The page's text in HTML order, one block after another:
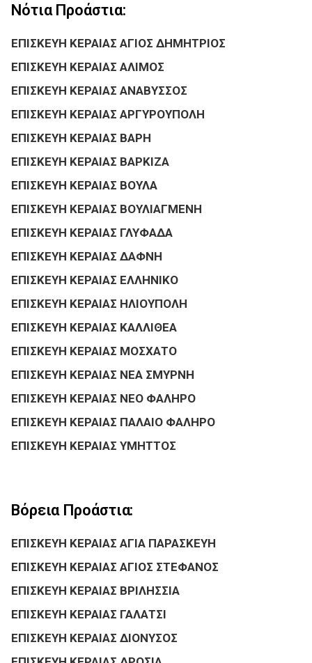
Νότια Προάστια:
ΕΠΙΣΚΕΥΗ ΚΕΡΑΙΑΣ ΑΓΙΟΣ ΔΗΜΗΤΡΙΟΣ
ΕΠΙΣΚΕΥΗ ΚΕΡΑΙΑΣ ΑΛΙΜΟΣ
ΕΠΙΣΚΕΥΗ ΚΕΡΑΙΑΣ ΑΝΑΒΥΣΣΟΣ
ΕΠΙΣΚΕΥΗ ΚΕΡΑΙΑΣ ΑΡΓΥΡΟΥΠΟΛΗ
ΕΠΙΣΚΕΥΗ ΚΕΡΑΙΑΣ ΒΑΡΗ
ΕΠΙΣΚΕΥΗ ΚΕΡΑΙΑΣ ΒΑΡΚΙΖΑ
ΕΠΙΣΚΕΥΗ ΚΕΡΑΙΑΣ ΒΟΥΛΑ
ΕΠΙΣΚΕΥΗ ΚΕΡΑΙΑΣ ΒΟΥΛΙΑΓΜΕΝΗ
ΕΠΙΣΚΕΥΗ ΚΕΡΑΙΑΣ ΓΛΥΦΑΔΑ
ΕΠΙΣΚΕΥΗ ΚΕΡΑΙΑΣ ΔΑΦΝΗ
ΕΠΙΣΚΕΥΗ ΚΕΡΑΙΑΣ ΕΛΛΗΝΙΚΟ
ΕΠΙΣΚΕΥΗ ΚΕΡΑΙΑΣ ΗΛΙΟΥΠΟΛΗ
ΕΠΙΣΚΕΥΗ ΚΕΡΑΙΑΣ ΚΑΛΛΙΘΕΑ
ΕΠΙΣΚΕΥΗ ΚΕΡΑΙΑΣ ΜΟΣΧΑΤΟ
ΕΠΙΣΚΕΥΗ ΚΕΡΑΙΑΣ ΝΕΑ ΣΜΥΡΝΗ
ΕΠΙΣΚΕΥΗ ΚΕΡΑΙΑΣ ΝΕΟ ΦΑΛΗΡΟ
ΕΠΙΣΚΕΥΗ ΚΕΡΑΙΑΣ ΠΑΛΑΙΟ ΦΑΛΗΡΟ
ΕΠΙΣΚΕΥΗ ΚΕΡΑΙΑΣ ΥΜΗΤΤΟΣ
Βόρεια Προάστια:
ΕΠΙΣΚΕΥΗ ΚΕΡΑΙΑΣ ΑΓΙΑ ΠΑΡΑΣΚΕΥΗ
ΕΠΙΣΚΕΥΗ ΚΕΡΑΙΑΣ ΑΓΙΟΣ ΣΤΕΦΑΝΟΣ
ΕΠΙΣΚΕΥΗ ΚΕΡΑΙΑΣ ΒΡΙΛΗΣΣΙΑ
ΕΠΙΣΚΕΥΗ ΚΕΡΑΙΑΣ ΓΑΛΑΤΣΙ
ΕΠΙΣΚΕΥΗ ΚΕΡΑΙΑΣ ΔΙΟΝΥΣΟΣ